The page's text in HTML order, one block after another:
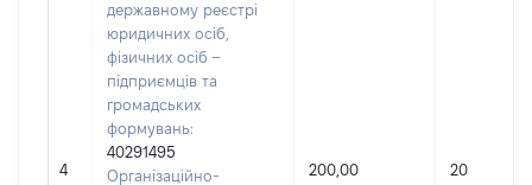
4
державному реєстрі
юридичних осіб,
фізичних осіб –
підприємців та
громадських
формувань:
40291495
Організаційно-
200,00 20